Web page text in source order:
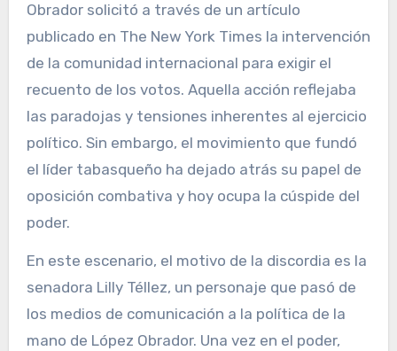
Obrador solicitó a través de un artículo
publicado en The New York Times la intervención
de la comunidad internacional para exigir el
recuento de los votos. Aquella acción reflejaba
las paradojas y tensiones inherentes al ejercicio
político. Sin embargo, el movimiento que fundó
el líder tabasqueño ha dejado atrás su papel de
oposición combativa y hoy ocupa la cúspide del
poder.
En este escenario, el motivo de la discordia es la
senadora Lilly Téllez, un personaje que pasó de
los medios de comunicación a la política de la
mano de López Obrador. Una vez en el poder,